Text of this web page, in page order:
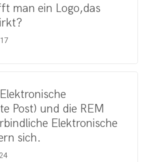
man ein Logo,das
Post) und die REM
Elektronische
sich.